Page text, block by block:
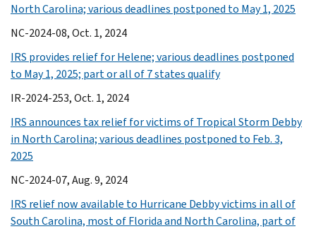
North Carolina; various deadlines postponed to May 1, 2025
NC-2024-08, Oct. 1, 2024
IRS provides relief for Helene; various deadlines postponed
to May 1, 2025; part or all of 7 states qualify
IR-2024-253, Oct. 1, 2024
IRS announces tax relief for victims of Tropical Storm Debby
in North Carolina; various deadlines postponed to Feb. 3,
2025
NC-2024-07, Aug. 9, 2024
IRS relief now available to Hurricane Debby victims in all of
South Carolina, most of Florida and North Carolina, part of